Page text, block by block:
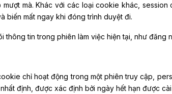
mà. Khác với các loại cookie khác,
biến mất ngay khi đóng trình duyệt đi.
thông tin trong phiên làm việc hiện tại, như đăng
chỉ hoạt động trong một phiên truy cập,
định, được xác định bởi ngày hết hạn được